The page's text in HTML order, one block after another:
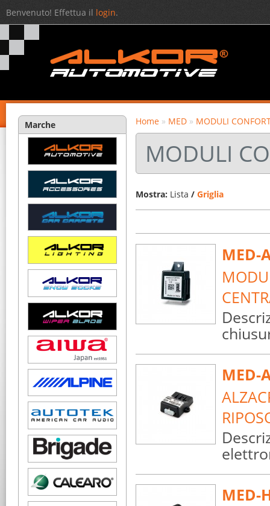
Benvenuto! Effettua il login.
Marche Home » MED » MODULI
MODULI
Mostra: Lista / Griglia
MED-
MED-
MED-